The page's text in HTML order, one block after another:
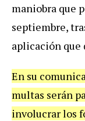
maniobra que
septiembre,
aplicación que
En su
multas serán
involucrar los